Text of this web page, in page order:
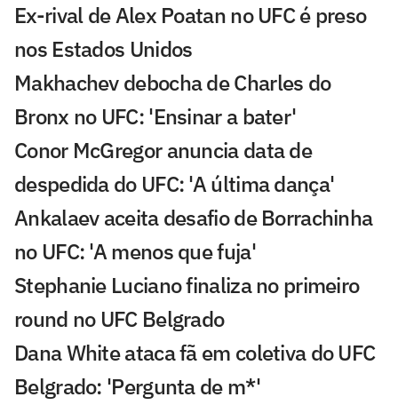
Ex-rival de Alex Poatan no UFC é preso
nos Estados Unidos
Makhachev debocha de Charles do
Bronx no UFC: 'Ensinar a bater'
Conor McGregor anuncia data de
despedida do UFC: 'A última dança'
Ankalaev aceita desafio de Borrachinha
no UFC: 'A menos que fuja'
Stephanie Luciano finaliza no primeiro
round no UFC Belgrado
Dana White ataca fã em coletiva do UFC
Belgrado: 'Pergunta de m*'